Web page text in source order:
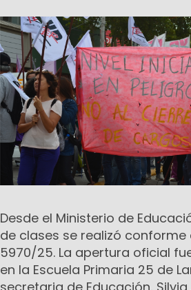
Desde el Ministerio de
de clases se realizó
5970/25. La apertura oficial
en la Escuela Primaria 25 de